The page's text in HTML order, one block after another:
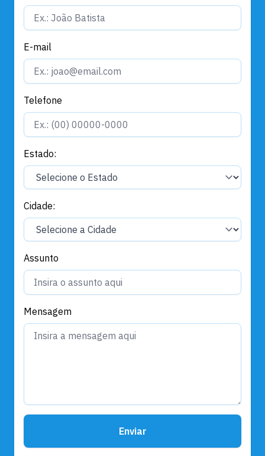
E-mail
Telefone
Estado:
Cidade:
Assunto
Mensagem
Enviar